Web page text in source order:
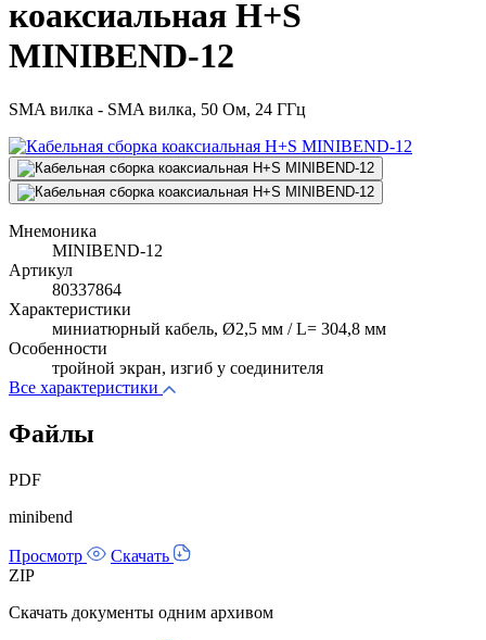
коаксиальная H+S
MINIBEND-12
SMA вилка - SMA вилка, 50 Ом, 24 ГГц
Мнемоника
MINIBEND-12
Артикул
80337864
Характеристики
миниатюрный кабель, Ø2,5 мм / L= 304,8 мм
Особенности
тройной экран, изгиб у соединителя
Все характеристики
Файлы
PDF
minibend
Просмотр
Скачать
ZIP
Скачать документы одним архивом